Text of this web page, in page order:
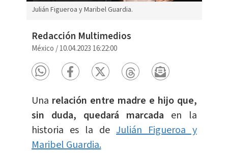
Julián Figueroa y Maribel Guardia.
Redacción Multimedios
México /10.04.2023 16:22:00
Una relación entre madre e hijo que,
sin duda, quedará marcada en la
historia es la deJulián Figueroa y
Maribel Guardia.